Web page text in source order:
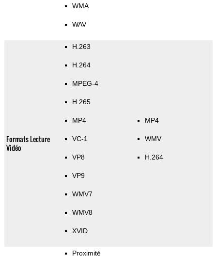
WMA
WAV
Formats Lecture
Vidéo
H.263
H.264
MPEG-4
H.265
MP4
VC-1
VP8
VP9
WMV7
WMV8
XVID
MP4
WMV
H.264
Proximité